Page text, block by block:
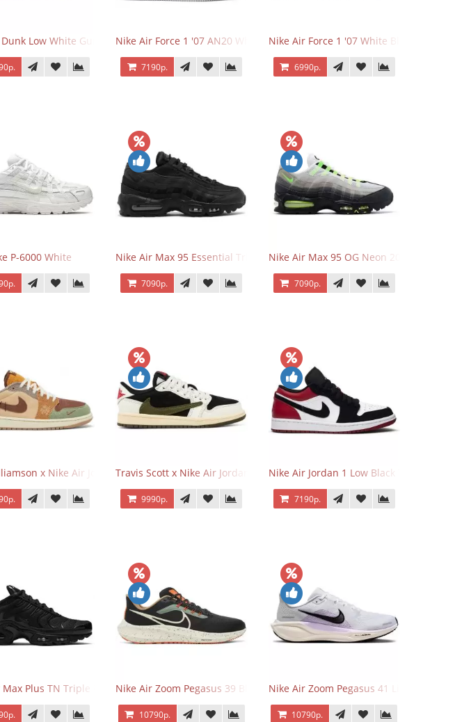
DayLow White Gum Nike Air Force 1 '07 AN20 White Black
7190р.
Nike Air Force 1 '07 White Black
6990р.
P-6000 White Nike Air Max 95 Essential Triple Black
7090р.
Nike Air Max 95 OG Neon 2025
7090р.
SP Black Phantom
x Nike Air Jordan 1 Retro Low OG Voodoo
Travis Scott x Nike Air Jordan 1 Retro Low OG SP Olive
9990р.
Nike Air Jordan 1 Low Black Toe
7190р.
Plus TN Triple BlackNike Air Zoom Pegasus 39 Black White Orange
10790р.
Nike Air Zoom Pegasus 41 Lilac Bloom
10790р.